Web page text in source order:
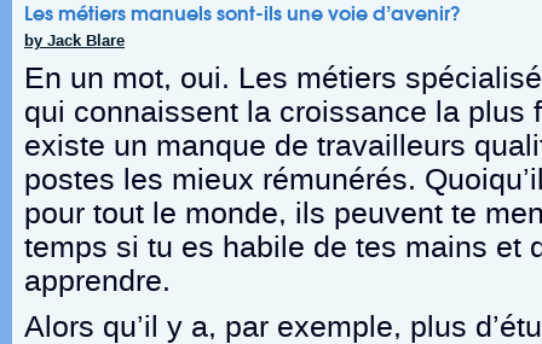
Les métiers manuels sont-ils une voie d’avenir?
by Jack Blare
En un mot, oui. Les métiers
qui connaissent la croissance la plus
existe un manque de travailleurs
postes les mieux rémunérés.
pour tout le monde, ils peuvent te
temps si tu es habile de tes mains et
apprendre.
Alors qu’il y a, par exemple, plus